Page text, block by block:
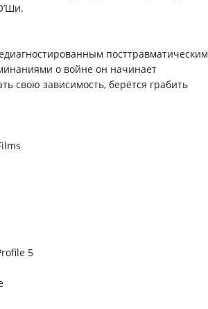
посттравматическим
о войне он начинает
свою зависимость, берётся грабить
5